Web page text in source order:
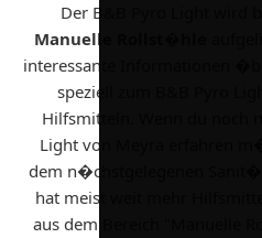
Der B&B Pyro Light wird
Manuelle Rollst�hle
interessante Informationen
speziell zum B&B Pyro
Hilfsmitteln. Wenn du noch
Light von Meyra erfahren
dem n�chstgelegenen
hat meist weit mehr
aus dem Bereich "Manuelle